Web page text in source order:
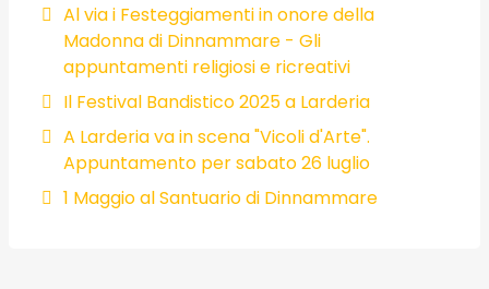
Al via i Festeggiamenti in onore della
Madonna di Dinnammare - Gli
appuntamenti religiosi e ricreativi
Il Festival Bandistico 2025 a Larderia
A Larderia va in scena "Vicoli d'Arte".
Appuntamento per sabato 26 luglio
1 Maggio al Santuario di Dinnammare